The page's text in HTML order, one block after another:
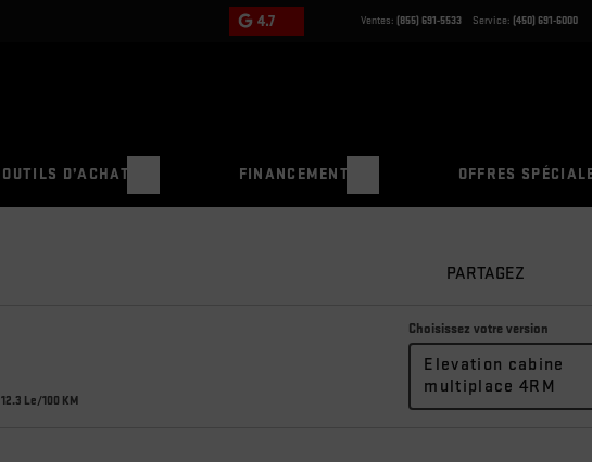
4.7 Ventes: (855) 691-5533 Service: (450) 691-6000
OUTILS D’ACHAT FINANCEMENT OFFRES
PARTAGEZ
12.3 Le/100 KM
Choisissez votre version
Elevation cabine
multiplace 4RM